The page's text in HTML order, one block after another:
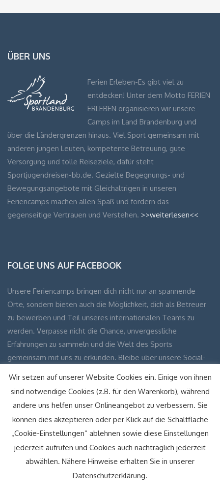
ÜBER UNS
Ferien Erleben-Es gibt viel zu
entdecken! Unter dem Motto FERIEN
ERLEBEN organisieren wir unsere
Camps im Land Brandenburg und
über die Ländergrenzen hinaus. Viel Sport gemeinsam mit
anderen jungen Leuten, kompetente Betreuung, gute
Versorgung und tolle Reiseziele, dafür steht
Sportjugendreisen-bb.de. Gezielte Begegnungs- und
Bewegungsangebote mit Gleichaltrigen in unseren
Feriencamps machen allen Spaß und fördern das
gegenseitige Vertrauen und Verstehen. >>weiterlesen<<
FOLGE UNS AUF FACEBOOK
Unsere Feriencamps bringen dich nicht nur an spannende
Orte, sondern bieten auch die Möglichkeit, dich als Betreuer
zu bewerben und Teil unseres internationalen Teams zu
werden. Verpasse nicht die Chance, unvergessliche
Erfahrungen zu sammeln und die Welt des Sports
gemeinsam mit uns zu erkunden. Bleibe über unsere Social-
unsere aufregenden Reiseziele und wie du Teil unserer
einzigartigen Gemeinschaft werden kannst!
Facebook Instagram
© Brandenburgische Sportjugendreisen 2024
Wir setzen auf unserer Website Cookies ein. Einige von ihnen
sind notwendige Cookies (z.B. für den Warenkorb), während
andere uns helfen unser Onlineangebot zu verbessern. Sie
können dies akzeptieren oder per Klick auf die Schaltfläche
„Cookie-Einstellungen“ ablehnen sowie diese Einstellungen
jederzeit aufrufen und Cookies auch nachträglich jederzeit
abwählen. Nähere Hinweise erhalten Sie in unserer
Datenschutzerklärung.